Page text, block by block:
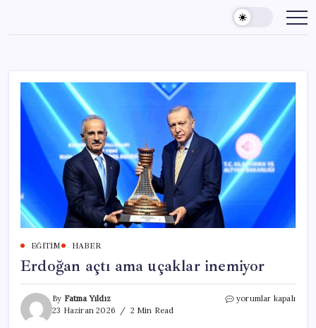
content
EĞITIM HABER
Erdoğan açtı ama uçaklar inemiyor
By Fatma Yıldız
23 Haziran 2026
2 Min Read
Erdoğan
yorumlar kapalı